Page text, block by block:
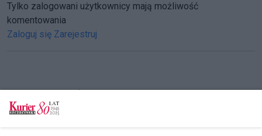
Tylko zalogowani użytkownicy mają możliwość
komentowania
Zaloguj się Zarejestruj
Choroba zmieniła życie pani Beaty i jej bliskich.